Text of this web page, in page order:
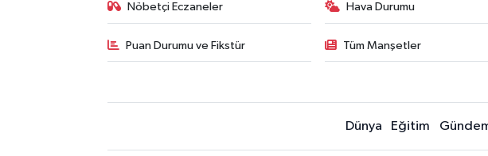
Nöbetçi Eczaneler Hava Durumu
Puan Durumu ve Fikstür Tüm Manşetler
Dünya Eğitim